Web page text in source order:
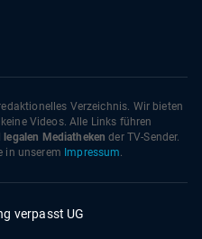
Verzeichnis. Wir bieten
Videos. Alle Links führen
Mediatheken der TV-Sender.
in unserem Impressum.
verpasst UG